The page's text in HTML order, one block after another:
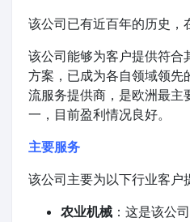
该公司已有近百年的历史，
该公司能够为客户提供符合
方案，已成为各自领域领先
流服务提供商，是欧洲最主
一，目前盈利情况良好。
主要服务
该公司主要为以下行业客户
农业机械 ：这是该公